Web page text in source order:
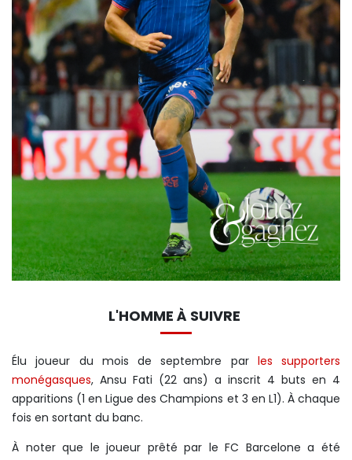
L'HOMME À SUIVRE
Élu joueur du mois de septembre par les supporters
monégasques, Ansu Fati (22 ans) a inscrit 4 buts en 4
apparitions (1 en Ligue des Champions et 3 en L1). À chaque
fois en sortant du banc.
À noter que le joueur prêté par le FC Barcelone a été